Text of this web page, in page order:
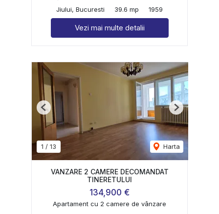
Jiului, Bucuresti
39.6 mp 1959
Vezi mai multe detalii
1 / 13 Harta
Previous Next
VANZARE 2 CAMERE DECOMANDAT
TINERETULUI
134,900 €
Apartament cu 2 camere de vânzare